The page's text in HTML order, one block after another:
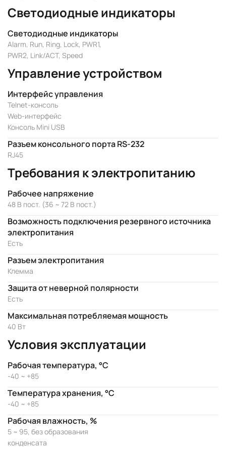
Светодиодные индикаторы
Светодиодные индикаторы
Alarm, Run, Ring, Lock, PWR1,
PWR2, Link/ACT, Speed
Управление устройством
Интерфейс управления
Telnet-консоль
Web-интерфейс
Консоль Mini USB
Разъем консольного порта RS-232
RJ45
Требования к электропитанию
Рабочее напряжение
48 В пост. (36 ~ 72 В пост.)
Возможность подключения резервного источника
электропитания
Есть
Разъем электропитания
Клемма
Защита от неверной полярности
Есть
Максимальная потребляемая мощность
40 Вт
Условия эксплуатации
Рабочая температура, °C
-40 ~ +85
Температура хранения, °C
-40 ~ +85
Рабочая влажность, %
5 ~ 95, без образования
конденсата